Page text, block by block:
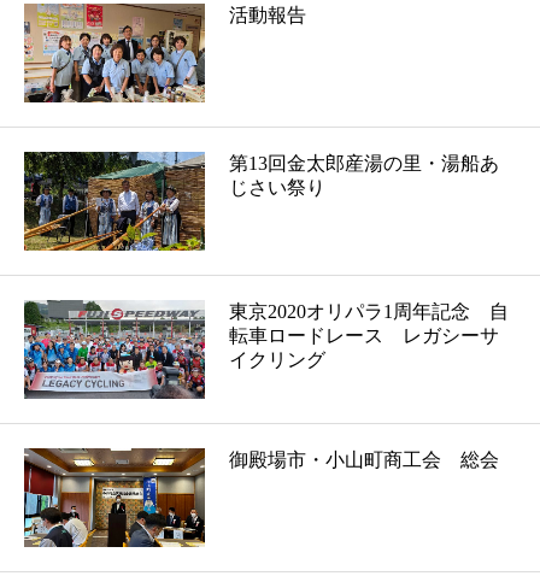
活動報告
第13回金太郎産湯の里・湯船あ
じさい祭り
東京2020オリパラ1周年記念 自
転車ロードレース レガシーサ
イクリング
御殿場市・小山町商工会 総会